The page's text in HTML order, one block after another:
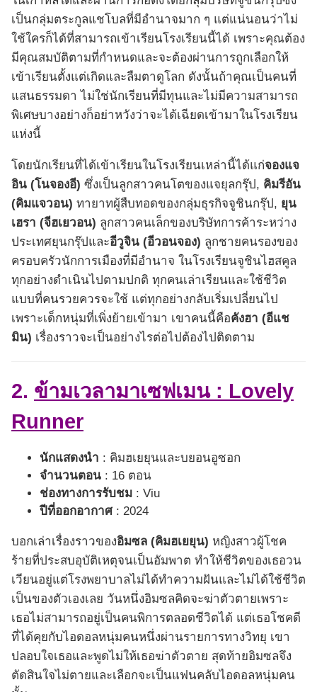
เป็นกลุ่มตระกูลแชโบลที่มีอำนาจมาก ๆ แต่แน่นอนว่าไม่
ใช้ใครก็ได้ที่สามารถเข้าเรียนโรงเรียนนี้ได้ เพราะคุณต้อง
มีคุณสมบัติตามที่กำหนดและจะต้องผ่านการถูกเลือกให้
เข้าเรียนตั้งแต่เกิดและลืมตาดูโลก ดังนั้นถ้าคุณเป็นคนที่
แสนธรรมดา ไม่ใช่นักเรียนที่มีทุนและไม่มีความสามารถ
พิเศษบางอย่างก็อย่าหวังว่าจะได้เฉียดเข้ามาในโรงเรียน
แห่งนี้
โดยนักเรียนที่ได้เข้าเรียนในโรงเรียนเหล่านี้ได้แก่จองแจ
อิน (โนจองอี) ซึ่งเป็นลูกสาวคนโตของแจยุลกรุ๊ป, คิมรีอัน
(คิมแจวอน) ทายาทผู้สืบทอดของกลุ่มธุรกิจจูชินกรุ๊ป, ยุน
เฮรา (จีฮเยวอน) ลูกสาวคนเล็กของบริษัทการค้าระหว่าง
ประเทศยุนกรุ๊ปและอีวูจิน (อีวอนจอง) ลูกชายคนรองของ
ครอบครัวนักการเมืองที่มีอำนาจ ในโรงเรียนจูชินไฮสคูล
ทุกอย่างดำเนินไปตามปกติ ทุกคนเล่าเรียนและใช้ชีวิต
แบบที่คนรวยควรจะใช้ แต่ทุกอย่างกลับเริ่มเปลี่ยนไป
เพราะเด็กหนุ่มที่เพิ่งย้ายเข้ามา เขาคนนี้คือคังฮา (อีแช
มิน) เรื่องราวจะเป็นอย่างไรต่อไปต้องไปติดตาม
2. ข้ามเวลามาเซฟเมน : Lovely
Runner
นักแสดงนำ : คิมฮเยยุนและบยอนอูซอก
จำนวนตอน : 16 ตอน
ช่องทางการรับชม : Viu
ปีที่ออกอากาศ : 2024
บอกเล่าเรื่องราวของอิมซล (คิมฮเยยุน) หญิงสาวผู้โชค
ร้ายที่ประสบอุบัติเหตุจนเป็นอัมพาต ทำให้ชีวิตของเธอวน
เวียนอยู่แต่โรงพยาบาลไม่ได้ทำความฝันและไม่ได้ใช้ชีวิต
เป็นของตัวเองเลย วันหนึ่งอิมซลคิดจะฆ่าตัวตายเพราะ
เธอไม่สามารถอยู่เป็นคนพิการตลอดชีวิตได้ แต่เธอโชคดี
ที่ได้คุยกับไอดอลหนุ่มคนหนึ่งผ่านรายการทางวิทยุ เขา
ปลอบใจเธอและพูดไม่ให้เธอฆ่าตัวตาย สุดท้ายอิมซลจึง
ตัดสินใจไม่ตายและเลือกจะเป็นแฟนคลับไอดอลหนุ่มคน